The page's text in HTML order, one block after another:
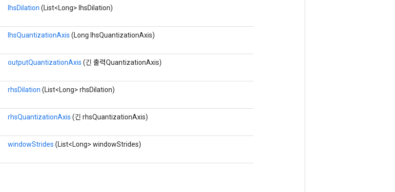
lhsDilation (List<Long> lhsDilation)
lhsQuantizationAxis (Long lhsQuantizationAxis)
outputQuantizationAxis (긴 출력QuantizationAxis)
rhsDilation (List<Long> rhsDilation)
rhsQuantizationAxis (긴 rhsQuantizationAxis)
windowStrides (List<Long> windowStrides)